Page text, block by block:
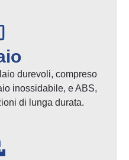
durevoli, compreso
inossidabile, e ABS,
di lunga durata.